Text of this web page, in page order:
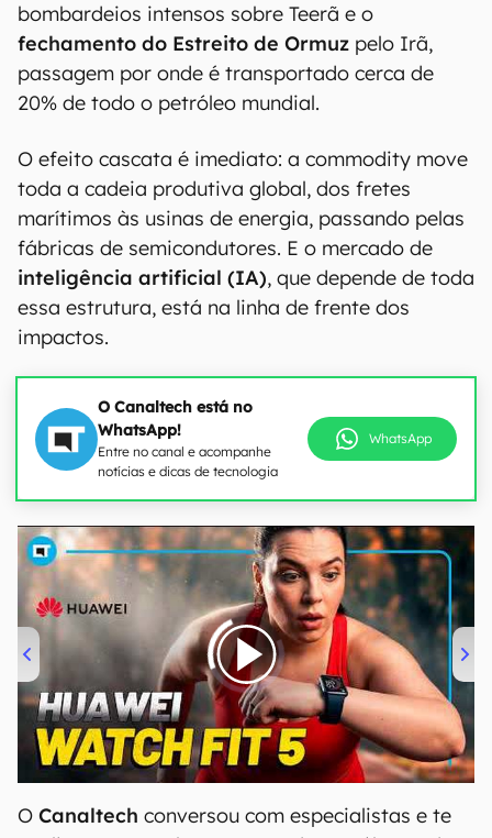
bombardeios intensos sobre Teerã e o
fechamento do Estreito de Ormuz pelo Irã,
passagem por onde é transportado cerca de
20% de todo o petróleo mundial.
O efeito cascata é imediato: a commodity move
toda a cadeia produtiva global, dos fretes
marítimos às usinas de energia, passando pelas
fábricas de semicondutores. E o mercado de
inteligência artificial (IA), que depende de toda
essa estrutura, está na linha de frente dos
impactos.
O Canaltech está no
WhatsApp!
Entre no canal e acompanhe
notícias e dicas de tecnologia
WhatsApp
00:00/04:51
O Canaltech conversou com especialistas e te